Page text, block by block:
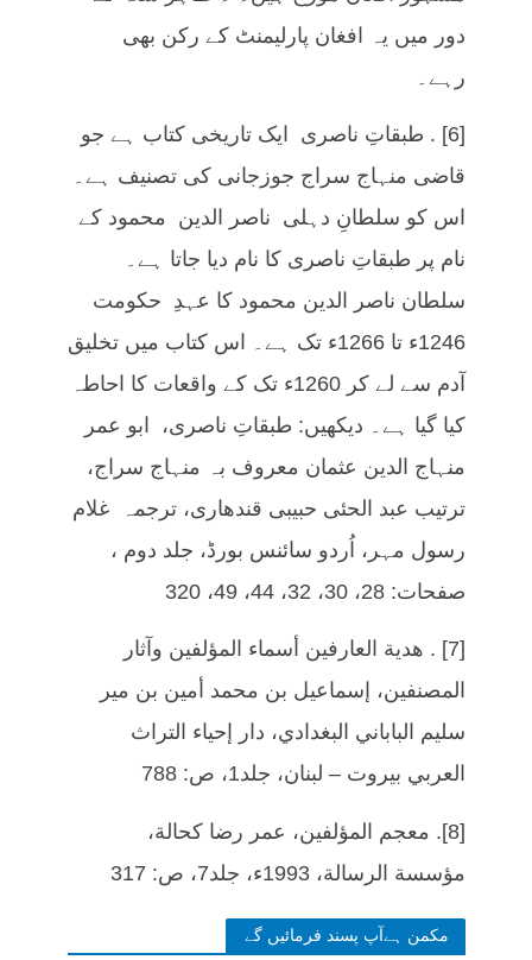
دور میں یہ افغان پارلیمنٹ کے رکن بھی
رہے۔
[6] . طبقاتِ ناصری ایک تاریخی کتاب ہے جو
قاضی منہاج سراج جوزجانی کی تصنیف ہے۔
اس کو سلطانِ دہلی ناصر الدین محمود کے
نام پر طبقاتِ ناصری کا نام دیا جاتا ہے۔
سلطان ناصر الدین محمود کا عہدِ حکومت
1246ء تا 1266ء تک ہے۔ اس کتاب میں تخلیق
آدم سے لے کر 1260ء تک کے واقعات کا احاطہ
کیا گیا ہے۔ دیکھیں: طبقاتِ ناصری، ابو عمر
منہاج الدین عثمان معروف بہ منہاج سراج،
ترتیب عبد الحئی حبیبی قندھاری، ترجمہ غلام
رسول مہر، اُردو سائنس بورڈ، جلد دوم ،
صفحات: 28، 30، 32، 44، 49، 320
[7] . هدية العارفين أسماء المؤلفين وآثار
المصنفين، إسماعيل بن محمد أمين بن مير
سليم الباباني البغدادي، دار إحياء التراث
العربي بيروت – لبنان، جلد1، ص: 788
[8]. معجم المؤلفين، عمر رضا كحالة،
مؤسسة الرسالة، 1993ء، جلد7، ص: 317
مکمن ہےآپ پسند فرمائیں گے